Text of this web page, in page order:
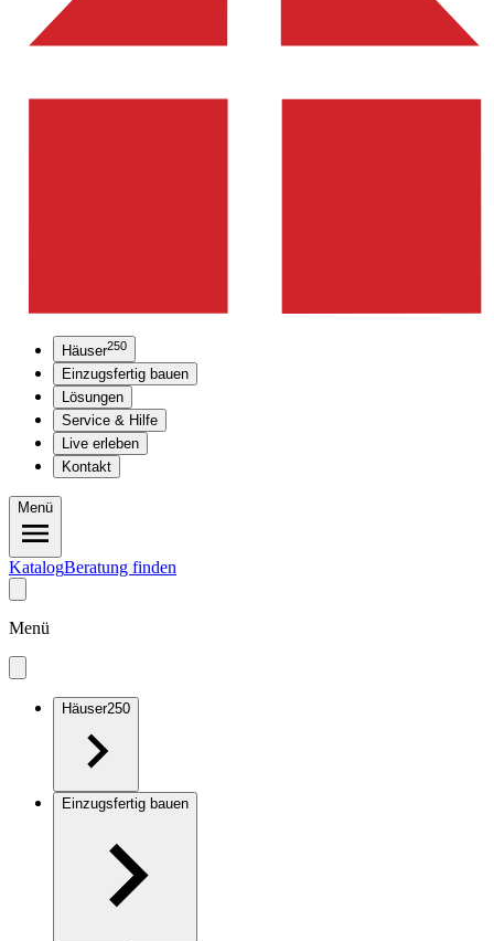
Häuser250
Einzugsfertig bauen
Lösungen
Service & Hilfe
Live erleben
Kontakt
Menü
KatalogBeratung finden
Menü
Häuser250
Einzugsfertig bauen